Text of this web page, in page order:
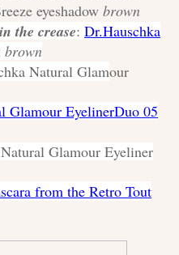
eyeshadow brown
the crease: Dr.Hauschka
brown
Natural Glamour
Glamour EyelinerDuo 05
Glamour Eyeliner
from the Retro Tout